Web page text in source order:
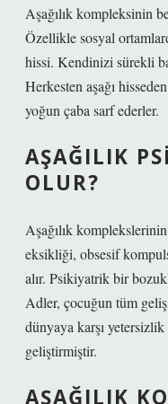
Aşağılık kompleksinin
Özellikle sosyal
hissi. Kendinizi sürekli
Herkesten aşağı
yoğun çaba sarf ederler.
AŞAĞILIK
OLUR?
Aşağılık
eksikliği, obsesif
alır. Psikiyatrik bir
Adler, çocuğun tüm
dünyaya karşı yetersizlik
geliştirmiştir.
AŞAĞILIK